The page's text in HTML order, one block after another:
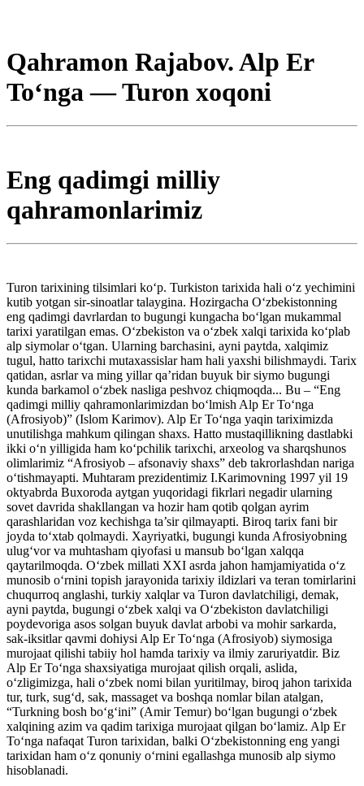
Qahramon Rajabov. Alp Er
To‘nga — Turon xoqoni
Eng qadimgi milliy
qahramonlarimiz
Turon tarixining tilsimlari ko‘p. Turkiston tarixida hali o‘z yechimini
kutib yotgan sir-sinoatlar talaygina. Hozirgacha O‘zbekistonning
eng qadimgi davrlardan to bugungi kungacha bo‘lgan mukammal
tarixi yaratilgan emas. O‘zbekiston va o‘zbek xalqi tarixida ko‘plab
alp siymolar o‘tgan. Ularning barchasini, ayni paytda, xalqimiz
tugul, hatto tarixchi mutaxassislar ham hali yaxshi bilishmaydi. Tarix
qatidan, asrlar va ming yillar qa’ridan buyuk bir siymo bugungi
kunda barkamol o‘zbek nasliga peshvoz chiqmoqda... Bu – “Eng
qadimgi milliy qahramonlarimizdan bo‘lmish Alp Er To‘nga
(Afrosiyob)” (Islom Karimov). Alp Er To‘nga yaqin tariximizda
unutilishga mahkum qilingan shaxs. Hatto mustaqillikning dastlabki
ikki o‘n yilligida ham ko‘pchilik tarixchi, arxeolog va sharqshunos
olimlarimiz “Afrosiyob – afsonaviy shaxs” deb takrorlashdan nariga
o‘tishmayapti. Muhtaram prezidentimiz I.Karimovning 1997 yil 19
oktyabrda Buxoroda aytgan yuqoridagi fikrlari negadir ularning
sovet davrida shakllangan va hozir ham qotib qolgan ayrim
qarashlaridan voz kechishga ta’sir qilmayapti. Biroq tarix fani bir
joyda to‘xtab qolmaydi. Xayriyatki, bugungi kunda Afrosiyobning
ulug‘vor va muhtasham qiyofasi u mansub bo‘lgan xalqqa
qaytarilmoqda. O‘zbek millati XXI asrda jahon hamjamiyatida o‘z
munosib o‘rnini topish jarayonida tarixiy ildizlari va teran tomirlarini
chuqurroq anglashi, turkiy xalqlar va Turon davlatchiligi, demak,
ayni paytda, bugungi o‘zbek xalqi va O‘zbekiston davlatchiligi
poydevoriga asos solgan buyuk davlat arbobi va mohir sarkarda,
sak-iksitlar qavmi dohiysi Alp Er To‘nga (Afrosiyob) siymosiga
murojaat qilishi tabiiy hol hamda tarixiy va ilmiy zaruriyatdir. Biz
Alp Er To‘nga shaxsiyatiga murojaat qilish orqali, aslida,
o‘zligimizga, hali o‘zbek nomi bilan yuritilmay, biroq jahon tarixida
tur, turk, sug‘d, sak, massaget va boshqa nomlar bilan atalgan,
“Turkning bosh bo‘g‘ini” (Amir Temur) bo‘lgan bugungi o‘zbek
xalqining azim va qadim tarixiga murojaat qilgan bo‘lamiz. Alp Er
To‘nga nafaqat Turon tarixidan, balki O‘zbekistonning eng yangi
tarixidan ham o‘z qonuniy o‘rnini egallashga munosib alp siymo
hisoblanadi.